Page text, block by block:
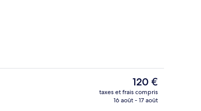
rideaux occultants
Le
prix
actuel
120 €
taxes et frais compris
16 août - 17 août